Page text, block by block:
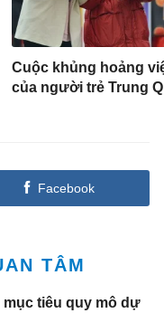
Cuộc khủng hoảng
của người trẻ Trung
Facebook
TÂM
tiêu quy mô dự